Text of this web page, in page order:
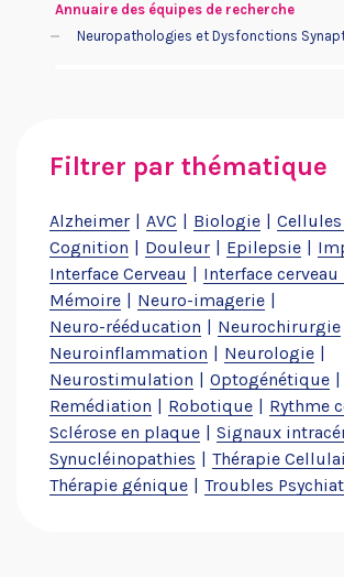
Je souhaite aider Neurodis Je suis
Annuaire des équipes de recherche
Neuropathologies et Dysfonctions
Filtrer par thématique
Alzheimer AVC Biologie
Cognition
Douleur Epilepsie
Interface Cerveau
Interface
Mémoire
Neuro-imagerie
Neuro-rééducation
Neurochirurgie
Neuroinflammation
Neurologie
Neurostimulation
Optogénétique
Remédiation
Robotique
Rythme
Sclérose en plaque
Signaux
Synucléinopathies
Thérapie
Thérapie génique
Troubles